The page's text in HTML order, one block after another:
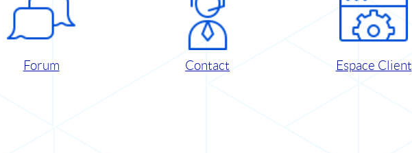
Forum Contact Espace Client